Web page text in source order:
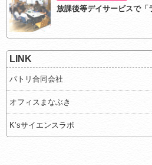
放課後等デイサービスで「
LINK
パトリ合同会社
オフィスまなぶき
K’sサイエンスラボ